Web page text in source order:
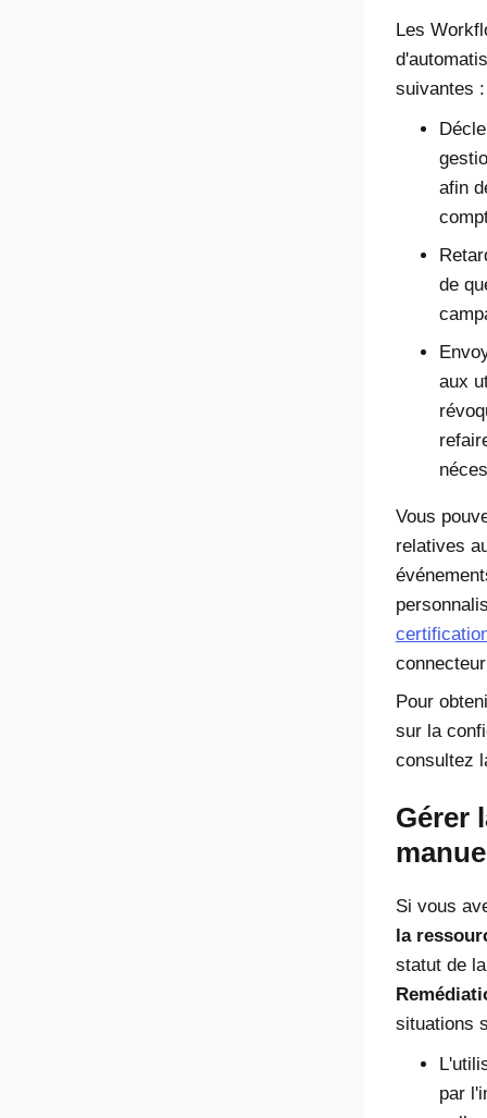
Les
suivantes :
afin
de
aux
Vous
relatives
Pour
sur la
consultez
Gérer
Si vous
la
statut de
situations
par